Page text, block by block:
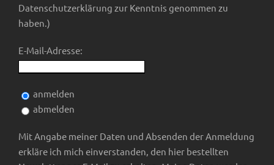
Datenschutzerklärung zur Kenntnis genommen zu
haben.)
E-Mail-Adresse:
anmelden
abmelden
Mit Angabe meiner Daten und Absenden der Anmeldung
erkläre ich mich einverstanden, den hier bestellten